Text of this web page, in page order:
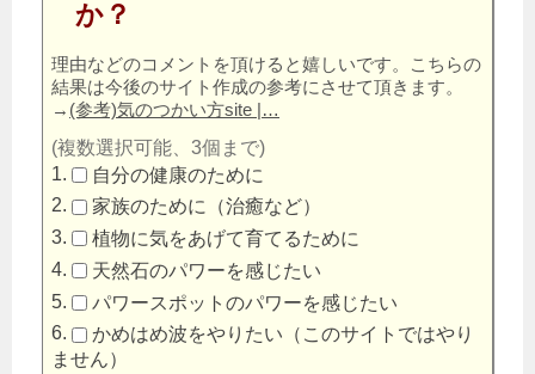
か？
理由などのコメントを頂けると嬉しいです。こちらの
結果は今後のサイト作成の参考にさせて頂きます。
→ (参考)気のつかい方site |…
(複数選択可能、3個まで)
自分の健康のために
家族のために（治癒など）
植物に気をあげて育てるために
天然石のパワーを感じたい
パワースポットのパワーを感じたい
かめはめ波をやりたい（このサイトではやり
ません）